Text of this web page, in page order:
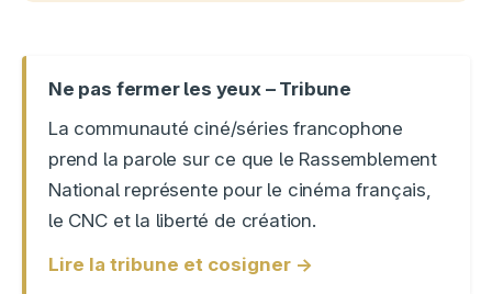
Ne pas fermer les yeux – Tribune
La communauté ciné/séries francophone
prend la parole sur ce que le Rassemblement
National représente pour le cinéma français,
le CNC et la liberté de création.
Lire la tribune et cosigner →